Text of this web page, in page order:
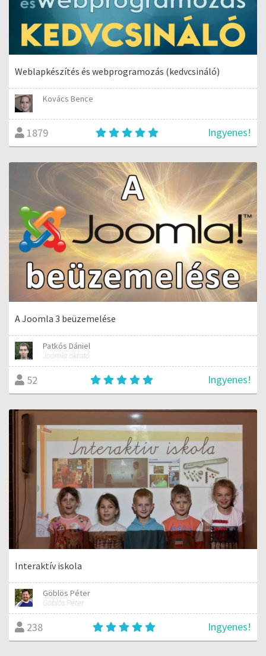
Weblapkészítés és webprogramozás (kedvcsináló)
Kovács Bence
1879 Ingyenes!
A Joomla 3 beüzemelése
Patkós Dániel
Joomla oktató
52 Ingyenes!
Interaktív iskola
Göblös Péter
Göblös Péter
238 Ingyenes!